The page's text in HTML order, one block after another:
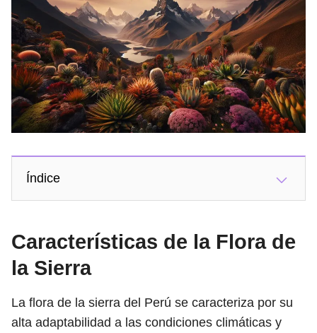
Índice
Características de la Flora de
la Sierra
La flora de la sierra del Perú se caracteriza por su
alta adaptabilidad a las condiciones climáticas y